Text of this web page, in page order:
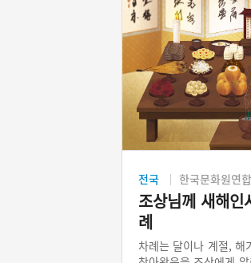
전국 한국문화원연
조상님께 새해
례
차례는 달이나 계절, 해